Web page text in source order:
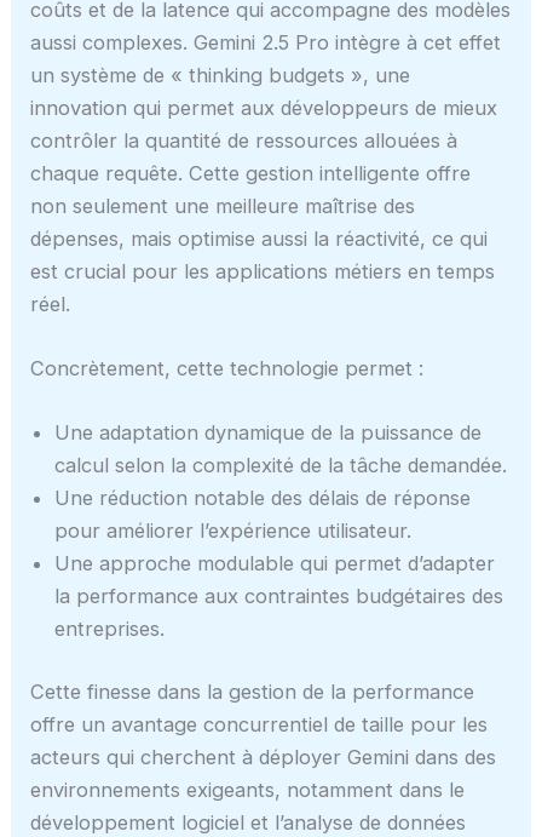
coûts et de la latence qui accompagne des modèles
aussi complexes. Gemini 2.5 Pro intègre à cet effet
un système de « thinking budgets », une
innovation qui permet aux développeurs de mieux
contrôler la quantité de ressources allouées à
chaque requête. Cette gestion intelligente offre
non seulement une meilleure maîtrise des
dépenses, mais optimise aussi la réactivité, ce qui
est crucial pour les applications métiers en temps
réel.
Concrètement, cette technologie permet :
Une adaptation dynamique de la puissance de
calcul selon la complexité de la tâche demandée.
Une réduction notable des délais de réponse
pour améliorer l’expérience utilisateur.
Une approche modulable qui permet d’adapter
la performance aux contraintes budgétaires des
entreprises.
Cette finesse dans la gestion de la performance
offre un avantage concurrentiel de taille pour les
acteurs qui cherchent à déployer Gemini dans des
environnements exigeants, notamment dans le
développement logiciel et l’analyse de données